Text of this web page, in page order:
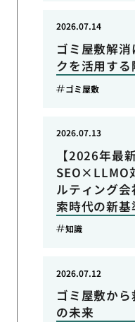
ゴミ屋敷解
クを活用す
2026.07.14
ゴミ屋敷
【2026年最
SEO×LLMO
ルティング
索時代の新基
2026.07.13
知識
ゴミ屋敷か
の未来
2026.07.12